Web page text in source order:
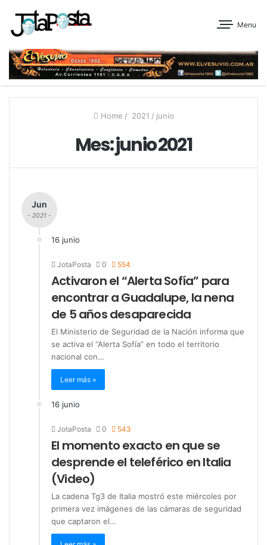
Menu
Home / 2021 / junio
Mes:junio 2021
Jun
- 2021 -
16 junio
JotaPosta 0 554
Activaron el “Alerta Sofía” para
encontrar a Guadalupe, la nena
de 5 años desaparecida
El Ministerio de Seguridad de la Nación informa que
se activa el “Alerta Sofía” en todo el territorio
nacional con…
Leer más »
16 junio
JotaPosta 0 543
El momento exacto en que se
desprende el teleférico en Italia
(Video)
La cadena Tg3 de Italia mostró este miércoles por
primera vez imágenes de las cámaras de seguridad
que captaron el…